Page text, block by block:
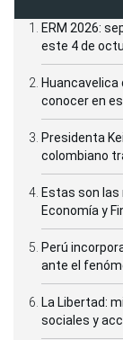
ERM 2026:
este 4 de
conocer en
Presidenta
colombiano
Estas son
Economía y
Perú
ante el
La Libertad:
sociales y